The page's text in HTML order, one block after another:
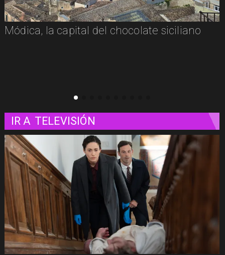
De la tradición siciliana al picante
IR A TELEVISIÓN